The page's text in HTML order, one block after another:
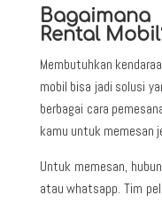
Rental
Membutuhkan
mobil bisa jadi solusi
berbagai cara
kamu untuk memesan
Untuk memesan,
atau whatsapp. Tim